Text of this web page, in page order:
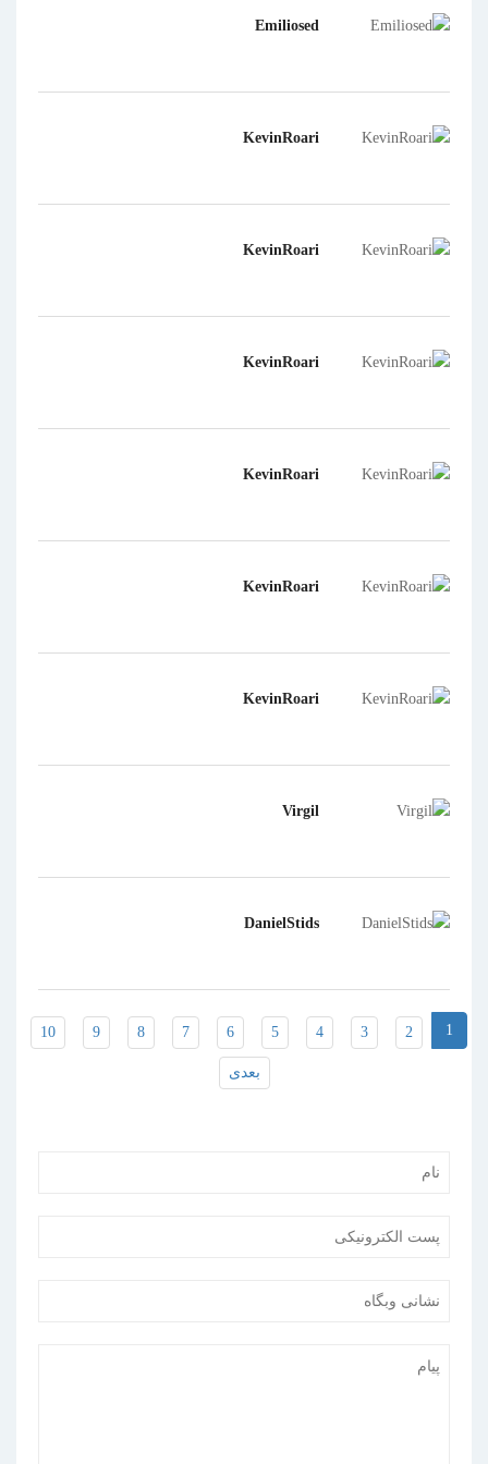
Emiliosed
KevinRoari
KevinRoari
KevinRoari
KevinRoari
KevinRoari
KevinRoari
Virgil
DanielStids
1
2
3
4
5
6
7
8
9
10
بعدی